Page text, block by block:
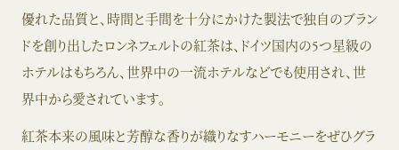
優れた品質と、時間と手間を十分にかけた製法で独自のブラン
ドを創り出したロンネフェルトの紅茶は、ドイツ国内の5つ星級の
ホテルはもちろん、世界中の一流ホテルなどでも使用され、世
界中から愛されています。
紅茶本来の風味と芳醇な香りが織りなすハーモニーをぜひグラ